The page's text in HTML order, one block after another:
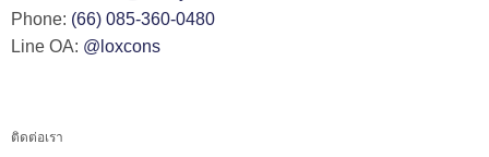
Phone: (66) 085-360-0480
Line OA: @loxcons
ติดต่อเรา